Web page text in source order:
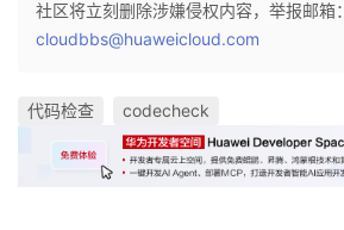
社区将立刻删除涉嫌侵权内容，举报邮箱：
cloudbbs@huaweicloud.com
代码检查 codecheck